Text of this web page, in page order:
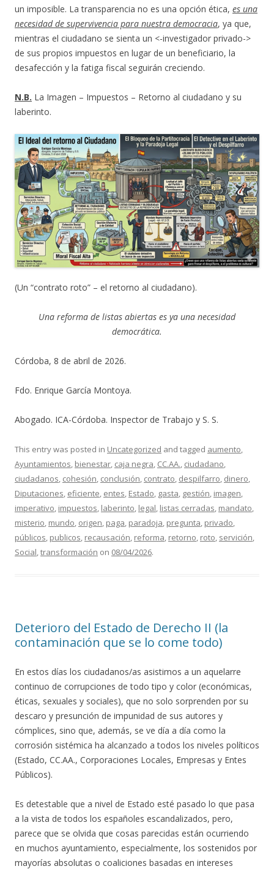
un imposible. La transparencia no es una opción ética, es una
necesidad de supervivencia para nuestra democracia, ya que,
mientras el ciudadano se sienta un <-investigador privado->
de sus propios impuestos en lugar de un beneficiario, la
desafección y la fatiga fiscal seguirán creciendo.
N.B. La Imagen – Impuestos – Retorno al ciudadano y su
laberinto.
(Un “contrato roto” – el retorno al ciudadano).
Una reforma de listas abiertas es ya una necesidad
democrática.
Córdoba, 8 de abril de 2026.
Fdo. Enrique García Montoya.
Abogado. ICA-Córdoba. Inspector de Trabajo y S. S.
This entry was posted in Uncategorized and tagged aumento,
Ayuntamientos, bienestar, caja negra, CC.AA., ciudadano,
ciudadanos, cohesión, conclusión, contrato, despilfarro, dinero,
Diputaciones, eficiente, entes, Estado, gasta, gestión, imagen,
imperativo, impuestos, laberinto, legal, listas cerradas, mandato,
misterio, mundo, origen, paga, paradoja, pregunta, privado,
públicos, publicos, recausación, reforma, retorno, roto, servición,
Social,transformación on 08/04/2026.
Deterioro del Estado de Derecho II (la
contaminación que se lo come todo)
En estos días los ciudadanos/as asistimos a un aquelarre
continuo de corrupciones de todo tipo y color (económicas,
éticas, sexuales y sociales), que no solo sorprenden por su
descaro y presunción de impunidad de sus autores y
cómplices, sino que, además, se ve día a día como la
corrosión sistémica ha alcanzado a todos los niveles políticos
(Estado, CC.AA., Corporaciones Locales, Empresas y Entes
Públicos).
Es detestable que a nivel de Estado esté pasado lo que pasa
a la vista de todos los españoles escandalizados, pero,
parece que se olvida que cosas parecidas están ocurriendo
en muchos ayuntamiento, especialmente, los sostenidos por
mayorías absolutas o coaliciones basadas en intereses